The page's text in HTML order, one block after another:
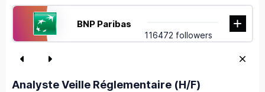
BNP Paribas
116472 followers
Analyste Veille Réglementaire (H/F)